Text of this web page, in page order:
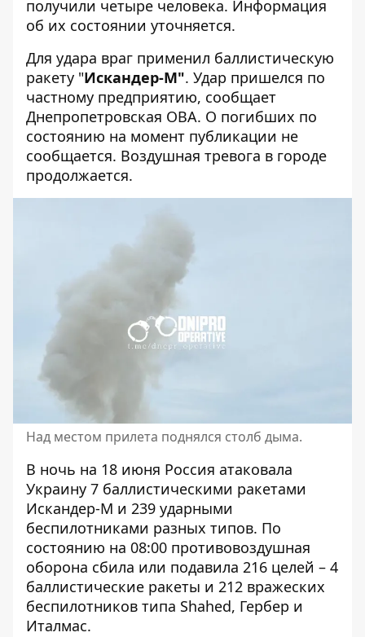
получили четыре человека. Информация
об их состоянии уточняется.
Для удара враг применил баллистическую
ракету "Искандер-М". Удар пришелся по
частному предприятию, сообщает
Днепропетровская ОВА. О погибших по
состоянию на момент публикации не
сообщается. Воздушная тревога в городе
продолжается.
Над местом прилета поднялся столб дыма.
В ночь на 18 июня Россия атаковала
Украину 7 баллистическими ракетами
Искандер-М и 239 ударными
беспилотниками разных типов. По
состоянию на 08:00 противовоздушная
оборона сбила или подавила 216 целей – 4
баллистические ракеты и 212 вражеских
беспилотников типа Shahed, Гербер и
Италмас.